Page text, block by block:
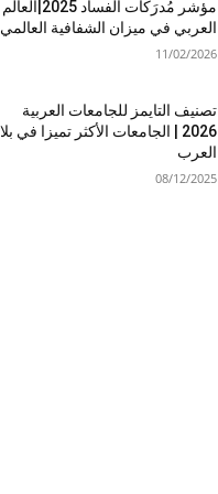
مؤشر مُدرَكات الفساد 2025|العالم
العربي في ميزان الشفافية العالمي
11/02/2026
تصنيف التايمز للجامعات العربية
2026 | الجامعات الأكثر تميزا في
العرب
08/12/2025